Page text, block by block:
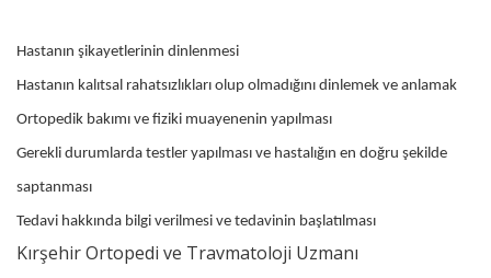
Hastanın şikayetlerinin dinlenmesi
Hastanın kalıtsal rahatsızlıkları olup olmadığını dinlemek ve anlamak
Ortopedik bakımı ve fiziki muayenenin yapılması
Gerekli durumlarda testler yapılması ve hastalığın en doğru şekilde
saptanması
Tedavi hakkında bilgi verilmesi ve tedavinin başlatılması
Kırşehir Ortopedi ve Travmatoloji Uzmanı